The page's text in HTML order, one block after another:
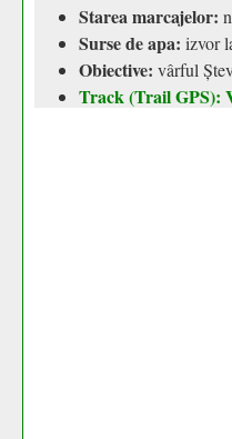
Starea marcajelor:
Surse de apa: izvor
Obiective: vârful
Track (Trail GPS):